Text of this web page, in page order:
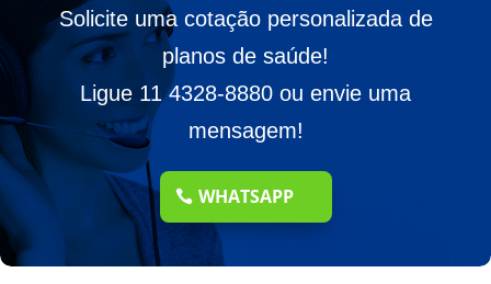
Solicite uma cotação personalizada de
planos de saúde!
Ligue 11 4328-8880 ou envie uma
mensagem!
WHATSAPP